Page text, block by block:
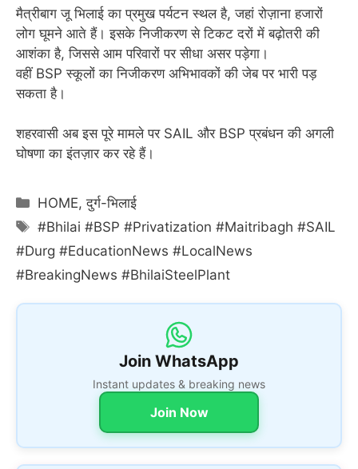
मैत्रीबाग जू भिलाई का प्रमुख पर्यटन स्थल है, जहां रोज़ाना हजारों
लोग घूमने आते हैं। इसके निजीकरण से टिकट दरों में बढ़ोतरी की
आशंका है, जिससे आम परिवारों पर सीधा असर पड़ेगा।
वहीं BSP स्कूलों का निजीकरण अभिभावकों की जेब पर भारी पड़
सकता है।
शहरवासी अब इस पूरे मामले पर SAIL और BSP प्रबंधन की अगली
घोषणा का इंतज़ार कर रहे हैं।
Categories
HOME,दुर्ग-भिलाई
Tags
#Bhilai #BSP #Privatization #Maitribagh #SAIL
#Durg #EducationNews #LocalNews
#BreakingNews #BhilaiSteelPlant
Join WhatsApp
Instant updates & breaking news
Join Now